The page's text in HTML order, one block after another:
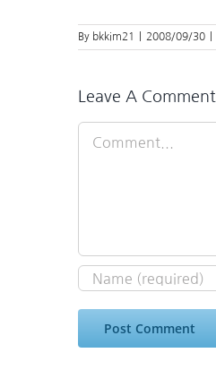
By bkkim21 2008/09/30
Leave A Comment